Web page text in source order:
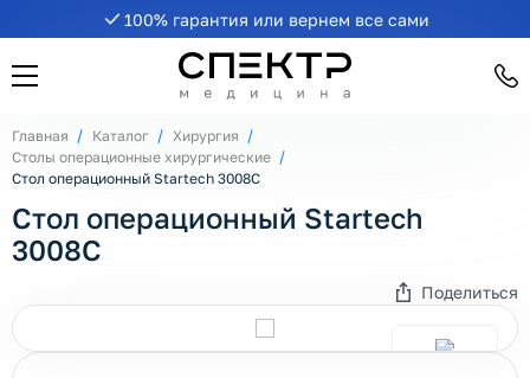
100% гарантия или вернем все сами
Главная Каталог
Хирургия
Столы операционные хирургические
Стол операционный Startech 3008C
Стол операционный Startech
3008C
Поделиться